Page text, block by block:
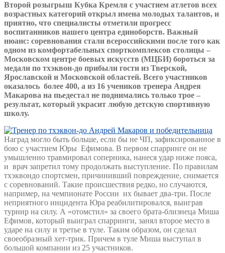
Второй розыгрыш Кубка Кремля с участием атлетов всех
возрастных категорий открыл имена молодых талантов, и
приятно, что специалисты отметили прогресс
воспитанников нашего центра единоборств. Важный
нюанс: соревнования стали всероссийскими после того как
одном из комфортабельных спорткомплексов столицы –
Московском центре боевых искусств (МЦБИ) бороться за
медали по тхэквон-до прибыли гости из Тверской,
Ярославской и Московской областей. Всего участников
оказалось более 400, а из 16 учеников тренера Андрея
Макарова на пьедестал не поднимались только трое –
результат, который украсит любую детскую спортивную
школу.
Наград могло быть больше, если бы не ЧП, зафиксированное в
бою с участием Юры Ефимова. В первом спарринге он не
умышленно травмировал соперника, нанеся удар ниже пояса,
и врач запретил тому продолжать выступление. По правилам
тхэквондо спортсмен, причинивший повреждение, снимается
с соревнований. Такие происшествия редко, но случаются,
например, на чемпионате России их бывает два-три. После
неприятного инцидента Юра реабилитировался, выиграв
турнир на силу. А «отомстил» за своего брата-близнеца Миша
Ефимов, который выиграл спарринги, занял второе место в
ударе на силу и третье в туле. Таким образом, он сделал
своеобразный хет-трик. Причем в туле Миша выступал в
большой компании из 25 участников.